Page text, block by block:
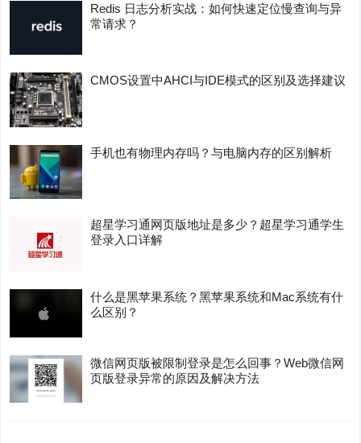
Redis 日志分析实战：如何快速定位慢查询与异
常请求？
CMOS设置中AHCI与IDE模式的区别及选择建议
手机也有物理内存吗？与电脑内存的区别解析
超星学习通网页版地址是多少？超星学习通学生
登录入口详解
什么是黑苹果系统？黑苹果系统和Mac系统有什
么区别？
微信网页版被限制登录是怎么回事？Web微信网
页版登录异常的原因及解决方法